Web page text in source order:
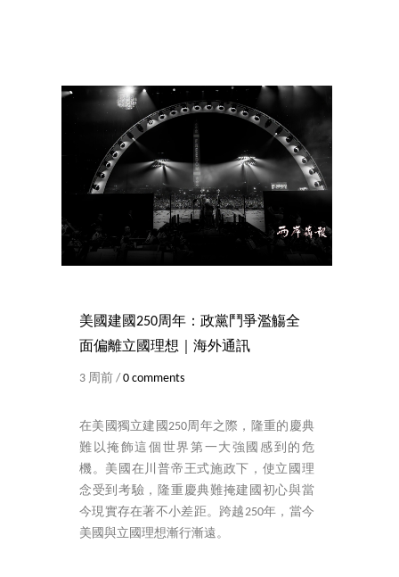
美國建國250周年：政黨鬥爭濫觴全
面偏離立國理想｜海外通訊
3 周前 / 0 comments
在美國獨立建國250周年之際，隆重的慶典
難以掩飾這個世界第一大強國感到的危
機。美國在川普帝王式施政下，使立國理
念受到考驗，隆重慶典難掩建國初心與當
今現實存在著不小差距。跨越250年，當今
美國與立國理想漸行漸遠。